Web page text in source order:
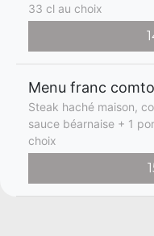
33 cl au choix
Menu franc
Steak haché maison,
sauce béarnaise + 1
choix